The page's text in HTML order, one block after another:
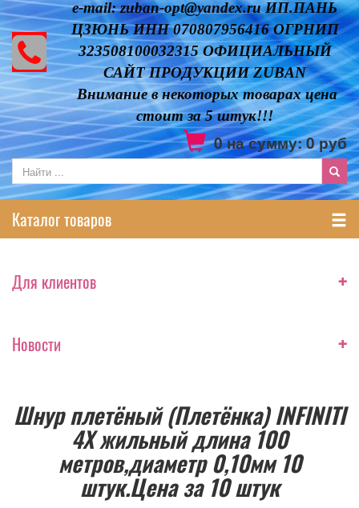
e-mail: zuban-opt@yandex.ru ИП.ПАНЬ
ЦЗЮНЬ ИНН 070807956416 ОГРНИП
323508100032315 ОФИЦИАЛЬНЫЙ
САЙТ ПРОДУКЦИИ ZUBAN
Внимание в некоторых товарах цена
стоит за 5 штук!!!
0на сумму:0руб
Каталог товаров
Для клиентов +
Новости +
Шнур плетёный (Плетёнка) INFINITI
4Х жильный длина 100
метров,диаметр 0,10мм 10
штук.Цена за 10 штук